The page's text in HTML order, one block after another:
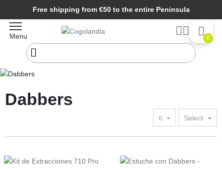
Free shipping from €50 to the entire Peninsula
Menu 0
Home
Dabbers
6 Select
Price Price